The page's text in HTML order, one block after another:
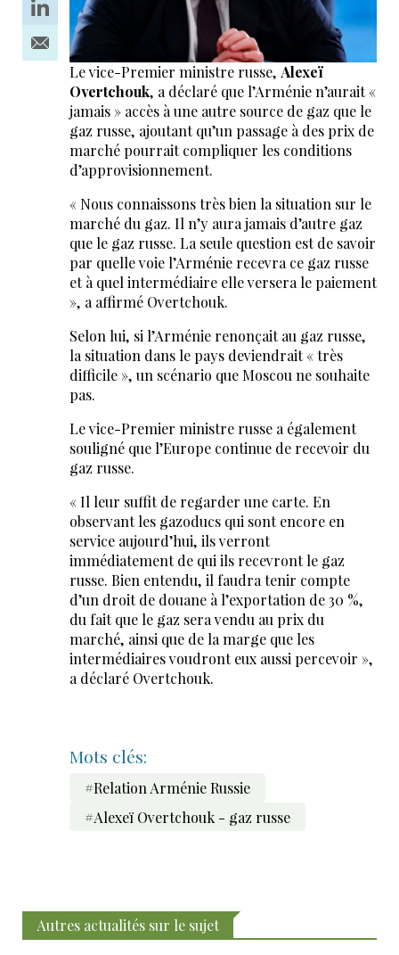
Le vice-Premier ministre russe, Alexeï
Overtchouk, a déclaré que l’Arménie n’aurait «
jamais » accès à une autre source de gaz que le
gaz russe, ajoutant qu’un passage à des prix de
marché pourrait compliquer les conditions
d’approvisionnement.
« Nous connaissons très bien la situation sur le
marché du gaz. Il n’y aura jamais d’autre gaz
que le gaz russe. La seule question est de savoir
par quelle voie l’Arménie recevra ce gaz russe
et à quel intermédiaire elle versera le paiement
», a affirmé Overtchouk.
Selon lui, si l’Arménie renonçait au gaz russe,
la situation dans le pays deviendrait « très
difficile », un scénario que Moscou ne souhaite
pas.
Le vice-Premier ministre russe a également
souligné que l’Europe continue de recevoir du
gaz russe.
« Il leur suffit de regarder une carte. En
observant les gazoducs qui sont encore en
service aujourd’hui, ils verront
immédiatement de qui ils recevront le gaz
russe. Bien entendu, il faudra tenir compte
d’un droit de douane à l’exportation de 30 %,
du fait que le gaz sera vendu au prix du
marché, ainsi que de la marge que les
intermédiaires voudront eux aussi percevoir »,
a déclaré Overtchouk.
Mots clés:
#Relation Arménie Russie
#Alexeï Overtchouk - gaz russe
Autres actualités sur le sujet